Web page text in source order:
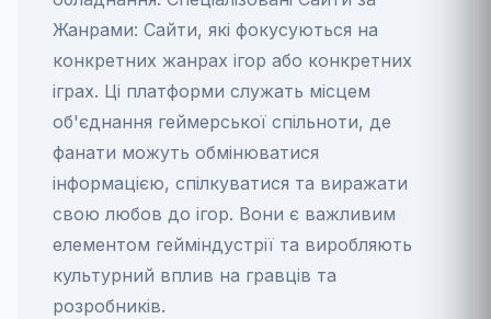
Жанрами: Сайти, які фокусуються на
конкретних жанрах ігор або конкретних
іграх. Ці платформи служать місцем
об'єднання геймерської спільноти, де
фанати можуть обмінюватися
інформацією, спілкуватися та виражати
свою любов до ігор. Вони є важливим
елементом гейміндустрії та виробляють
культурний вплив на гравців та
розробників.